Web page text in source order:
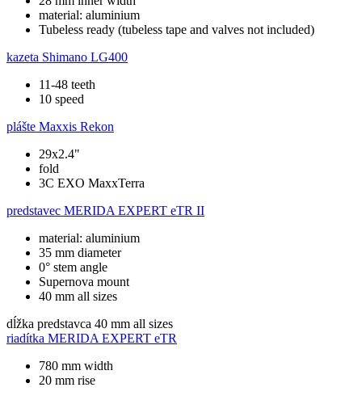
material: aluminium
Tubeless ready (tubeless tape and valves not included)
kazeta Shimano LG400
11-48 teeth
10 speed
plášte Maxxis Rekon
29x2.4"
fold
3C EXO MaxxTerra
predstavec MERIDA EXPERT eTR II
material: aluminium
35 mm diameter
0° stem angle
Supernova mount
40 mm all sizes
dĺžka predstavca 40 mm all sizes
riadítka MERIDA EXPERT eTR
780 mm width
20 mm rise